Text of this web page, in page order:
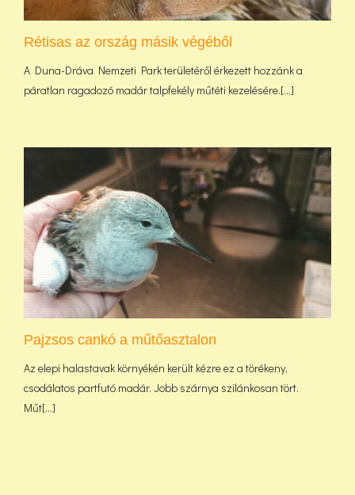
Rétisas az ország másik végéből
A Duna-Dráva Nemzeti Park területéről érkezett hozzánk a
páratlan ragadozó madár talpfekély műtéti kezelésére.[...]
Pajzsos cankó a műtőasztalon
Az elepi halastavak környékén került kézre ez a törékeny,
csodálatos partfutó madár. Jobb szárnya szilánkosan tört.
Műt[...]